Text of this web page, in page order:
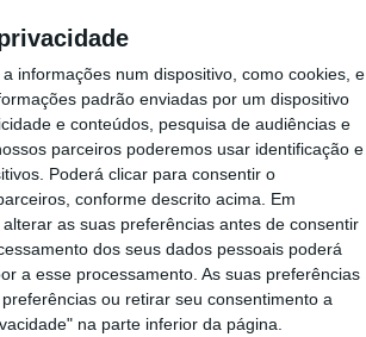
informações num dispositivo, como cookies, e
padrão enviadas por um dispositivo
e conteúdos, pesquisa de audiências e
parceiros poderemos usar identificação e
Poderá clicar para consentir o
conforme descrito acima. Em
as suas preferências antes de consentir
dos seus dados pessoais poderá
a esse processamento. As suas preferências
ou retirar seu consentimento a
na parte inferior da página.
deposi de
piloto norte-
Caricasulo
13º. Eugene